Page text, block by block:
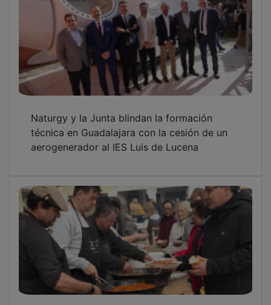
técnica en Guadalajara con la cesión de un
aerogenerador al IES Luis de Lucena